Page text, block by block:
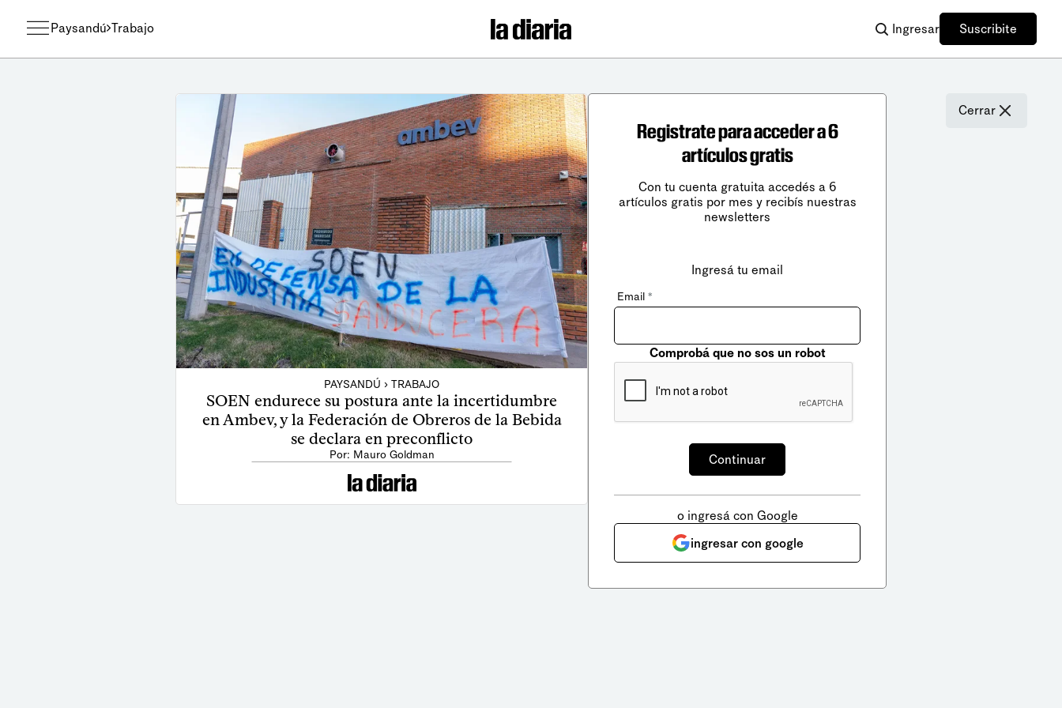
Paysandú Trabajo Ingresar Suscribite
PAYSANDÚ › TRABAJO
SOEN endurece su postura ante la incertidumbre
en Ambev, y la Federación de Obreros de la Bebida
se declara en preconflicto
Por: Mauro Goldman
Cerrar
Registrate para acceder a 6
artículos gratis
Con tu cuenta gratuita accedés a 6
artículos gratis por mes y recibís nuestras
newsletters
Ingresá tu email
Email *
Comprobá que no sos un robot
o ingresá con Google
ingresar con google